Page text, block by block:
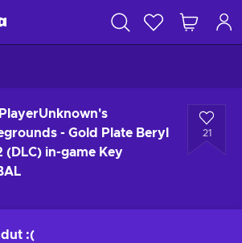
PlayerUnknown's
- Gold Plate Beryl
(DLC) in-game Key
21
:(